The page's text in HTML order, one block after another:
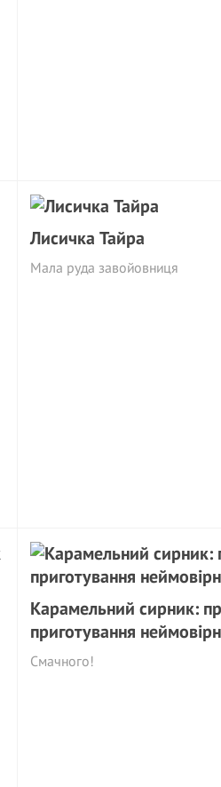
Лисичка Тайра
Мала руда завойовниця
Карамельний сирник:
приготування
Смачного!